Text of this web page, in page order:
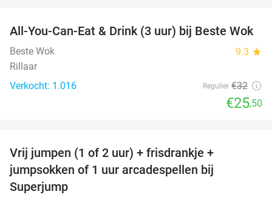
20%
All-You-Can-Eat & Drink (3 uur) bij Beste Wok
Beste Wok 9.3 star
Rillaar
Verkocht: 1.016
Regulier €32
€25,50
Vrij jumpen (1 of 2 uur) + frisdrankje +
jumpsokken of 1 uur arcadespellen bij
Superjump